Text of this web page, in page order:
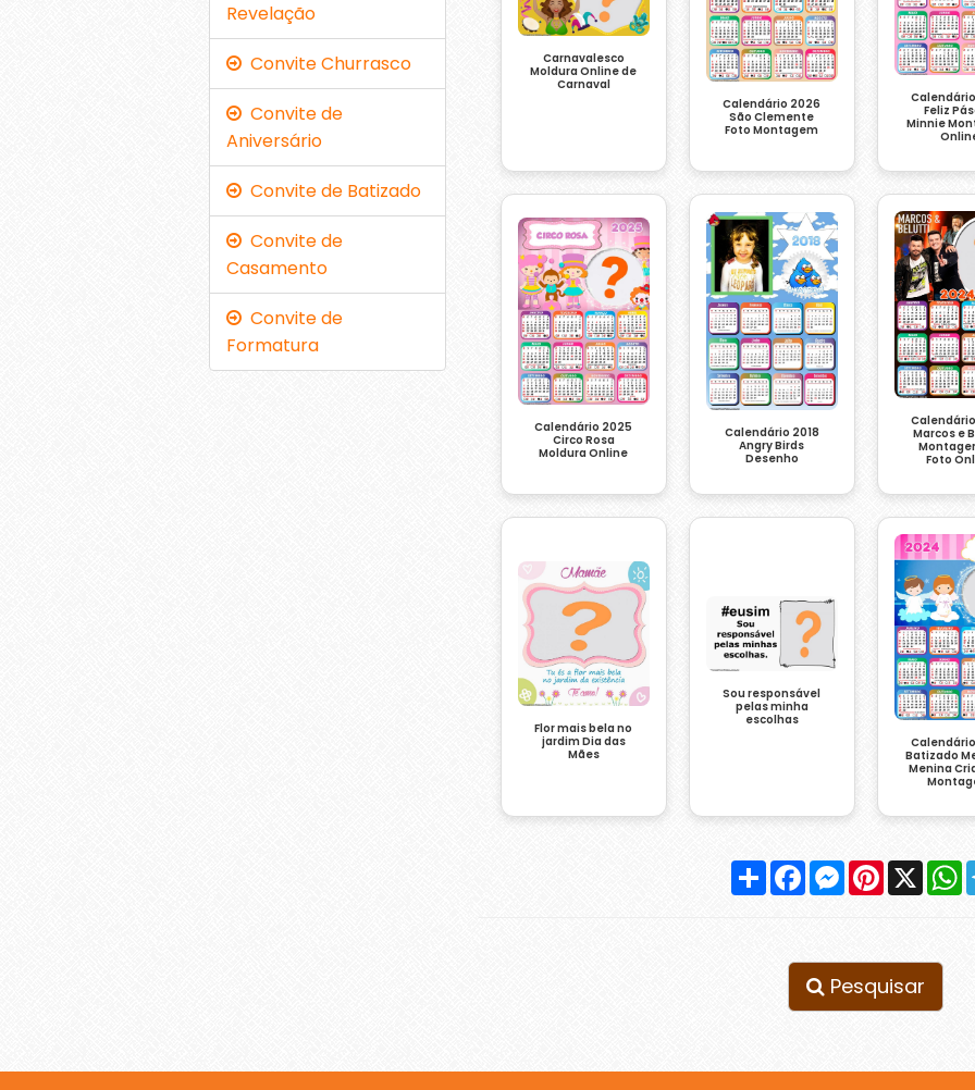
Carnavalesco
Moldura Online de
Carnaval
Calendário 2026
São Clemente
Foto Montagem
Feliz
Minnie
Calendário 2025
Circo Rosa
Moldura Online
Calendário 2018
Angry Birds
Desenho
Marcos e
Foto
Flor mais bela no
jardim Dia das
Mães
Sou responsável
pelas minha
escolhas
Batizado
Menina
Compartilhar
FacebookMessenger
Pinterest
X
Pesquisar
Revelação
Convite Churrasco
Convite de
Aniversário
Convite de Batizado
Convite de
Casamento
Convite de
Formatura